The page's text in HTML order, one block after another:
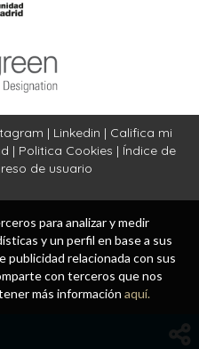
| Linkedin | Califica mi
| Politica Cookies | Índice de
de usuario
para analizar y medir
y un perfil en base a sus
publicidad relacionada con sus
con terceros que nos
más información aquí.